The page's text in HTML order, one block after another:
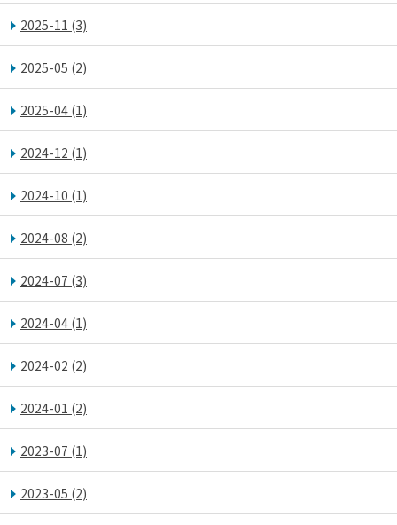
2025-11 (3)
2025-05 (2)
2025-04 (1)
2024-12 (1)
2024-10 (1)
2024-08 (2)
2024-07 (3)
2024-04 (1)
2024-02 (2)
2024-01 (2)
2023-07 (1)
2023-05 (2)